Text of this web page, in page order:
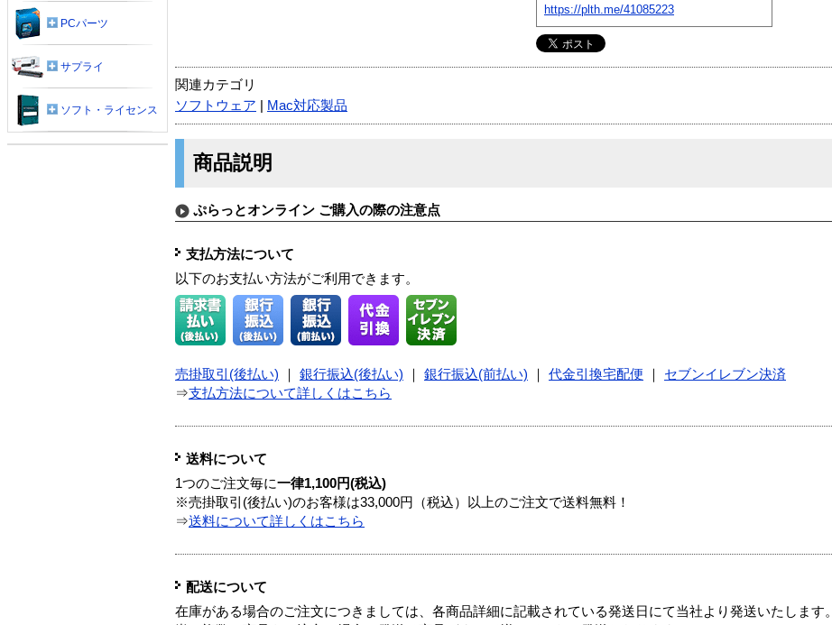
https://plth.me/41085223
関連カテゴリ
ソフトウェア
Mac対応製品
商品説明
ぷらっとオンライン ご購入の際の注意点
支払方法について
以下のお支払い方法がご利用できます。
売掛取引(後払い) 銀行振込(後払い) 銀行振込(前払い) 代金引換宅配便
セブンイレブン決済
⇒支払方法について詳しくはこちら
送料について
1つのご注文毎に一律1,100円(税込)
※売掛取引(後払い)のお客様は33,000円（税込）以上のご注文で送料無料！
⇒送料について詳しくはこちら
配送について
在庫がある場合のご注文につきましては、各商品詳細に記載されている発送日にて当社より発送いたします。
PCパーツ
サプライ
ソフト・ライセンス